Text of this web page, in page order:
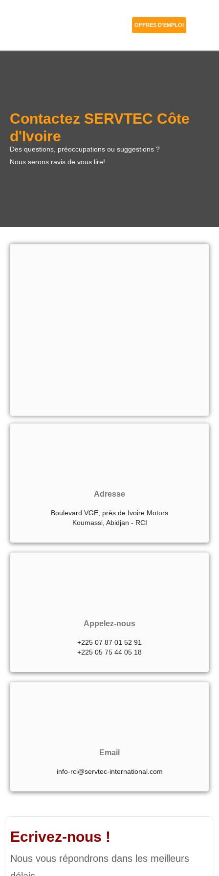
OFFRES D'EMPLOI
Contactez SERVTEC Côte
d'Ivoire
Des questions, préoccupations ou suggestions ?
Nous serons ravis de vous lire!
Adresse
Boulevard VGE, près de Ivoire Motors
Koumassi, Abidjan - RCI
Appelez-nous
+225 07 87 01 52 91
+225 05 75 44 05 18
Email
info-rci@servtec-international.com
Ecrivez-nous !
Nous vous répondrons dans les meilleurs